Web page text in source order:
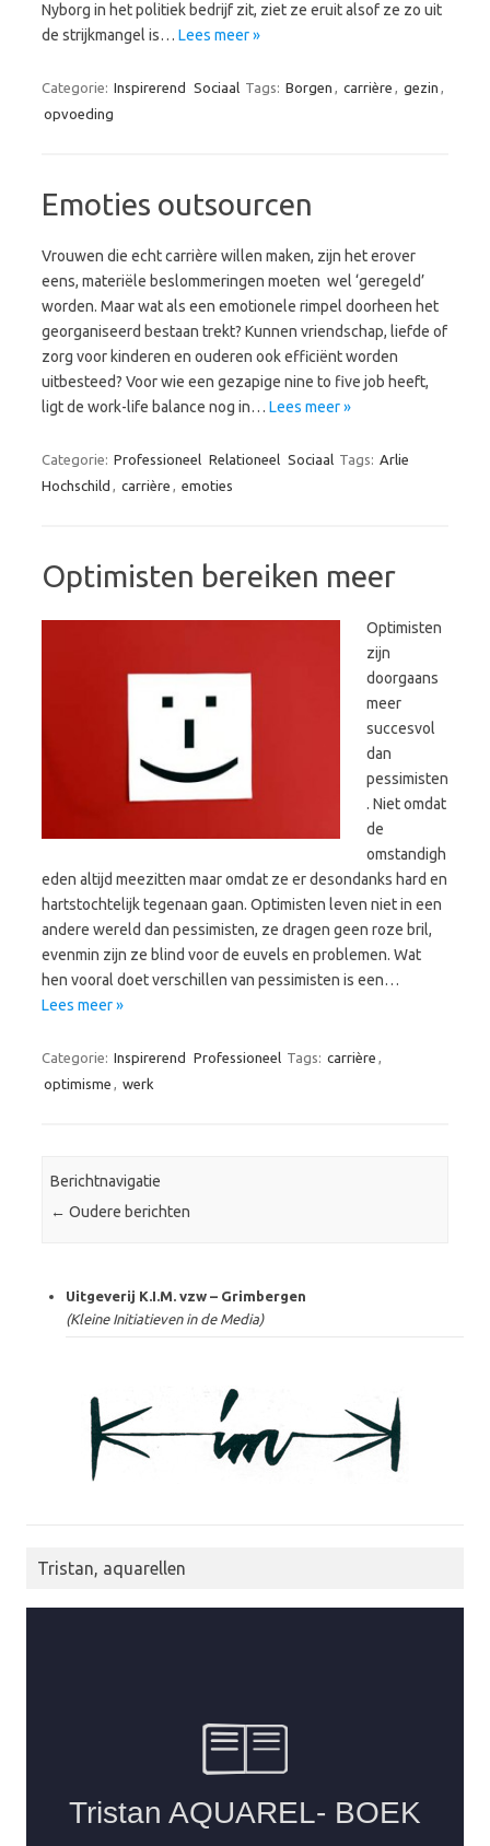
Nyborg in het politiek bedrijf zit, ziet ze eruit alsof ze zo uit
de strijkmangel is… Lees meer »
Categorie: Inspirerend Sociaal Tags: Borgen , carrière , gezin ,
opvoeding
Emoties outsourcen
Vrouwen die echt carrière willen maken, zijn het erover
eens, materiële beslommeringen moeten wel ‘geregeld’
worden. Maar wat als een emotionele rimpel doorheen het
georganiseerd bestaan trekt? Kunnen vriendschap, liefde of
zorg voor kinderen en ouderen ook efficiënt worden
uitbesteed? Voor wie een gezapige nine to five job heeft,
ligt de work-life balance nog in… Lees meer »
Categorie: Professioneel Relationeel Sociaal Tags: Arlie
Hochschild , carrière , emoties
Optimisten bereiken meer
Optimisten
zijn
doorgaans
meer
succesvol
dan
pessimisten
. Niet omdat
de
omstandigh
eden altijd meezitten maar omdat ze er desondanks hard en
hartstochtelijk tegenaan gaan. Optimisten leven niet in een
andere wereld dan pessimisten, ze dragen geen roze bril,
evenmin zijn ze blind voor de euvels en problemen. Wat
hen vooral doet verschillen van pessimisten is een…
Lees meer »
Categorie: Inspirerend Professioneel Tags: carrière ,
optimisme , werk
Berichtnavigatie
← Oudere berichten
Uitgeverij K.I.M. vzw – Grimbergen
(Kleine Initiatieven in de Media)
Tristan, aquarellen